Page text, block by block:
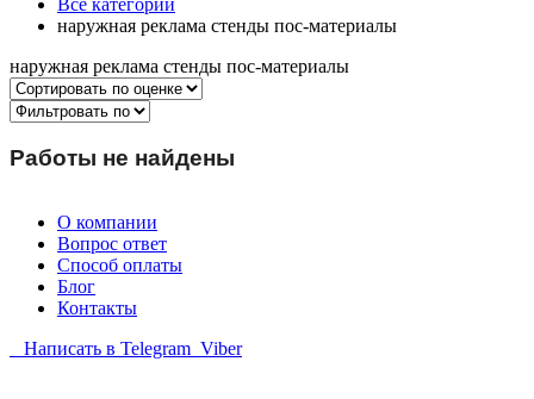
Все категории
наружная реклама стенды пос-материалы
наружная реклама стенды пос-материалы
Работы не найдены
О компании
Вопрос ответ
Способ оплаты
Блог
Контакты
Написать в Telegram Viber